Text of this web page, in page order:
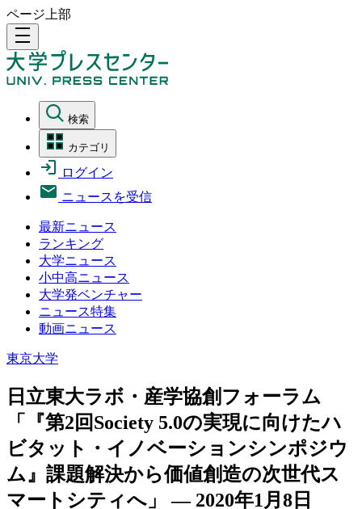
ページ上部
density_medium
検索
カテゴリ
ログイン
ニュースを受信
最新ニュース
ランキング
大学ニュース
小中高ニュース
大学発ベンチャー
ニュース特集
動画ニュース
東京大学
日立東大ラボ・産学協創フォーラム
「『第2回Society 5.0の実現に向けたハ
ビタット・イノベーションシンポジウ
ム』課題解決から価値創造の次世代ス
マートシティへ」 — 2020年1月8日